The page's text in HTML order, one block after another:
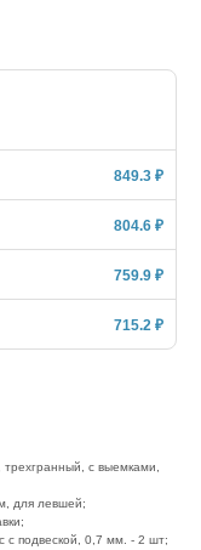
849.3 ₽
804.6 ₽
759.9 ₽
715.2 ₽
с выемками,
для левшей;
с подвеской, 0,7 мм. - 2 шт;